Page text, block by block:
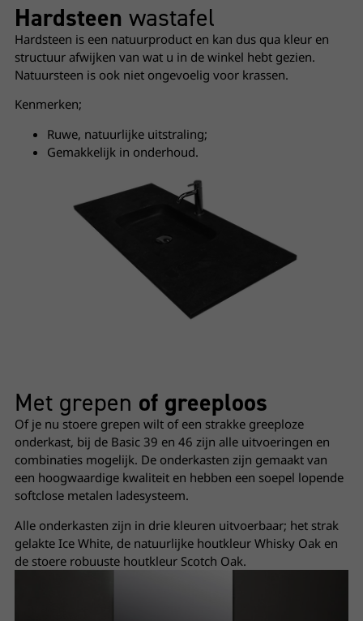
Hardsteen wastafel
Hardsteen is een natuurproduct en kan dus qua kleur en
structuur afwijken van wat u in de winkel hebt gezien.
Natuursteen is ook niet ongevoelig voor krassen.
Kenmerken;
Ruwe, natuurlijke uitstraling;
Gemakkelijk in onderhoud.
Met grepen of greeploos
Of je nu stoere grepen wilt of een strakke greeploze
onderkast, bij de Basic 39 en 46 zijn alle uitvoeringen en
combinaties mogelijk. De onderkasten zijn gemaakt van
een hoogwaardige kwaliteit en hebben een soepel lopende
softclose metalen ladesysteem.
Alle onderkasten zijn in drie kleuren uitvoerbaar; het strak
gelakte Ice White, de natuurlijke houtkleur Whisky Oak en
de stoere robuuste houtkleur Scotch Oak.